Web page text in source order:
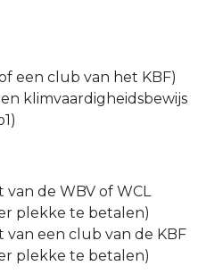
een club van het KBF)
klimvaardigheidsbewijs
de WBV of WCL
plekke te betalen)
van een club van de KBF
plekke te betalen)